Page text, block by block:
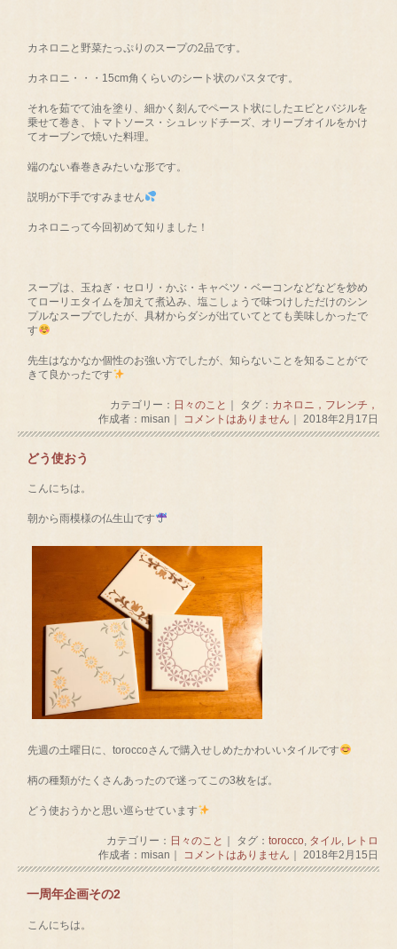
カネロニと野菜たっぷりのスープの2品です。
カネロニ・・・15cm角くらいのシート状のパスタです。
それを茹でて油を塗り、細かく刻んでペースト状にしたエビとバジルを
乗せて巻き、トマトソース・シュレッドチーズ、オリーブオイルをかけ
てオーブンで焼いた料理。
端のない春巻きみたいな形です。
説明が下手ですみません
カネロニって今回初めて知りました！
スープは、玉ねぎ・セロリ・かぶ・キャベツ・ベーコンなどなどを炒め
てローリエタイムを加えて煮込み、塩こしょうで味つけしただけのシン
プルなスープでしたが、具材からダシが出ていてとても美味しかったで
す
先生はなかなか個性のお強い方でしたが、知らないことを知ることがで
きて良かったです
カテゴリー： 日々のこと ｜ タグ： カネロニ，フレンチ，
作成者：misan｜
コメントはありません ｜ 2018年2月17日
どう使おう
こんにちは。
朝から雨模様の仏生山です
先週の土曜日に、toroccoさんで購入せしめたかわいいタイルです
柄の種類がたくさんあったので迷ってこの3枚をば。
どう使おうかと思い巡らせています
カテゴリー： 日々のこと ｜ タグ： torocco, タイル, レトロ
作成者：misan｜
コメントはありません ｜ 2018年2月15日
一周年企画その2
こんにちは。